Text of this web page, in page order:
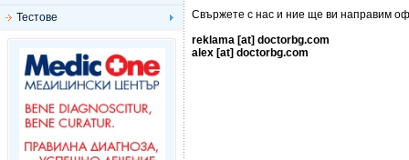
Тестове
Свържете с нас и ние ще ви направим
reklama [at] doctorbg.com
alex [at] doctorbg.com